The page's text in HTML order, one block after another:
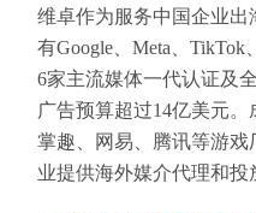
维卓作为服务中国企业出
有Google、Meta、TikTok
6家主流媒体一代认证及
广告预算超过14亿美元。
掌趣、网易、腾讯等游
业提供海外媒介代理和投